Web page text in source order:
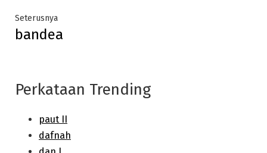
SeterusnyaNext
post:
bandea
Perkataan Trending